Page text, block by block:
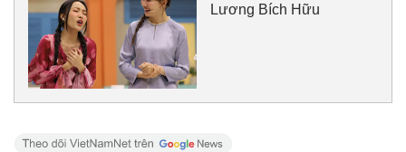
Lương Bích Hữu